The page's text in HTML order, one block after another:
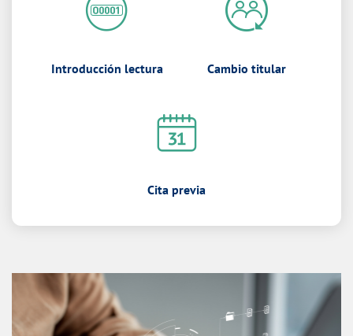
Introducción lectura Cambio titular
Cita previa